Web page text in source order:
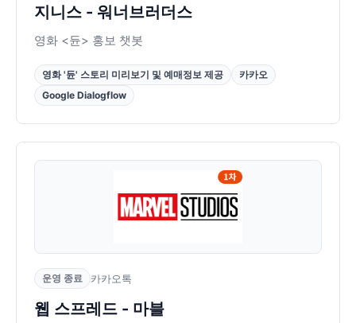
지니스 - 워너브러더스
영화 <듄> 홍보 챗봇
영화 '듄' 스토리 미리보기 및 예매정보 제공
카카오
Google Dialogflow
운영 종료 카카오톡
웹 스프레드 - 마블